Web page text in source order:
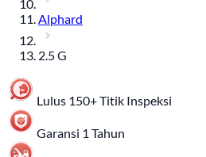
Alphard
2.5 G
Lulus 150+ Titik Inspeksi
Garansi 1 Tahun